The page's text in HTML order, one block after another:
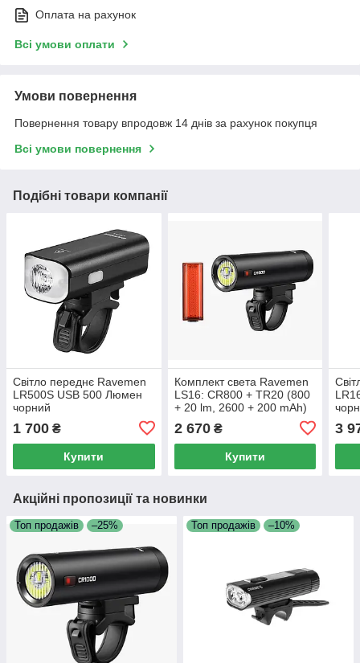
Оплата на рахунок
Всі умови оплати
Умови повернення
Повернення товару впродовж 14 днів за рахунок покупця
Всі умови повернення
Подібні товари компанії
Світло переднє Ravemen
LR500S USB 500 Люмен
чорний
1 700 ₴
Купити
Комплект света Ravemen
LS16: CR800 + TR20 (800
+ 20 lm, 2600 + 200 mAh)
2 670₴
Купити
3
Акційні пропозиції та новинки
Топ продажів –25% Топ продажів –10%